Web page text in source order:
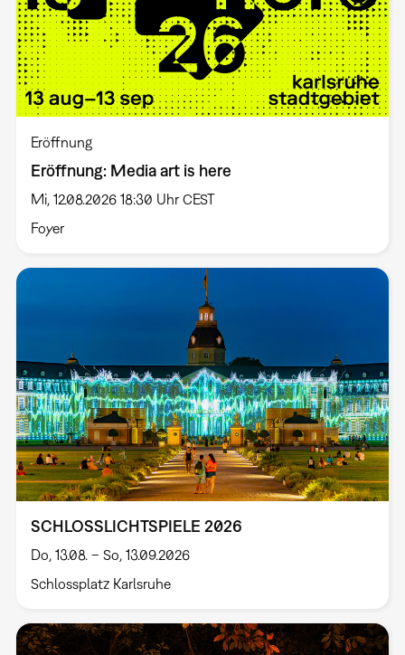
Eröffnung
Eröffnung: Media art is here
Mi, 12.08.2026 18:30 Uhr CEST
Foyer
SCHLOSSLICHTSPIELE 2026
Do, 13.08. – So, 13.09.2026
Schlossplatz Karlsruhe